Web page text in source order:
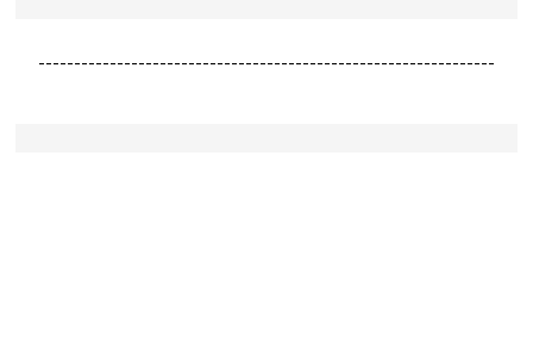
----------------------------------------------------------------